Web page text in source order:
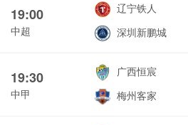
19:00
中超
辽宁铁人
深圳新鹏城
19:30
中甲
广西恒宸
梅州客家